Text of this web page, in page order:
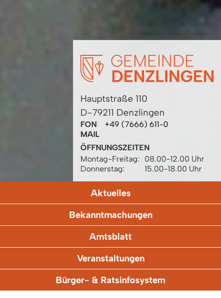
Hauptstraße 110
D-79211 Denzlingen
FON
+49 (7666) 611-0
MAIL
ÖFFNUNGSZEITEN
Montag-Freitag:
08.00-12.00 Uhr
Donnerstag:
15.00-18.00 Uhr
Aktuelles
Bekanntmachungen
Amtsblatt
Veranstaltungen
Bürger- & Ratsinfosystem